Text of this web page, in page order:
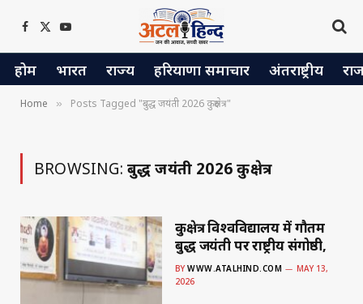
Facebook
X
(Twitter)
YouTube
होम भारत राज्य हरियाणा समाचार अंतराष्ट्रीय
Home » Posts Tagged "बुद्ध जयंती 2026 कुरुक्षेत्र"
BROWSING: बुद्ध जयंती 2026 कुरुक्षेत्र
कुरुक्षेत्र विश्वविद्यालय में गौतम
बुद्ध जयंती पर राष्ट्रीय संगोष्ठी,
BY WWW.ATALHIND.COM
MAY 13,
2026